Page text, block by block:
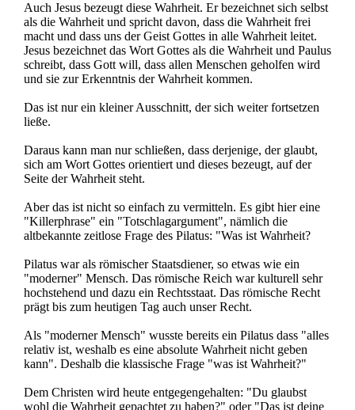
Auch Jesus bezeugt diese Wahrheit. Er bezeichnet sich selbst
als die Wahrheit und spricht davon, dass die Wahrheit frei
macht und dass uns der Geist Gottes in alle Wahrheit leitet.
Jesus bezeichnet das Wort Gottes als die Wahrheit und Paulus
schreibt, dass Gott will, dass allen Menschen geholfen wird
und sie zur Erkenntnis der Wahrheit kommen.
Das ist nur ein kleiner Ausschnitt, der sich weiter fortsetzen
ließe.
Daraus kann man nur schließen, dass derjenige, der glaubt,
sich am Wort Gottes orientiert und dieses bezeugt, auf der
Seite der Wahrheit steht.
Aber das ist nicht so einfach zu vermitteln. Es gibt hier eine
"Killerphrase" ein "Totschlagargument", nämlich die
altbekannte zeitlose Frage des Pilatus: "Was ist Wahrheit?
Pilatus war als römischer Staatsdiener, so etwas wie ein
"moderner" Mensch. Das römische Reich war kulturell sehr
hochstehend und dazu ein Rechtsstaat. Das römische Recht
prägt bis zum heutigen Tag auch unser Recht.
Als "moderner Mensch" wusste bereits ein Pilatus dass "alles
relativ ist, weshalb es eine absolute Wahrheit nicht geben
kann". Deshalb die klassische Frage "was ist Wahrheit?"
Dem Christen wird heute entgegengehalten: "Du glaubst
wohl die Wahrheit gepachtet zu haben?" oder "Das ist deine